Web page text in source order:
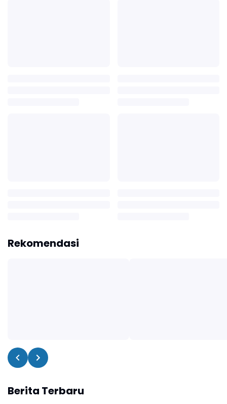
Rekomendasi
Berita Terbaru